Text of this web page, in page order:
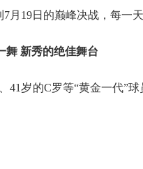
月19日的巅峰决战，每一
舞 新秀的绝佳舞台
41岁的C罗等“黄金一代”